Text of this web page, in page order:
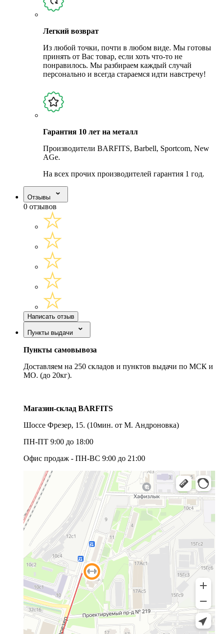
Легкий возврат
Из любой точки, почти в любом виде. Мы готовы
принять от Вас товар, если хоть что-то не
понравилось. Мы разбираем каждый случай
персонально и всегда стараемся идти навстречу!
Гарантия 10 лет на металл
Производители BARFITS, Barbell, Sportcom, New
AGe.
На всех прочих производителей гарантия 1 год.
Отзывы
0 отзывов
Написать отзыв
Пункты выдачи
Пункты самовывоза
Доставляем на 250 складов и пунктов выдачи по МСК и
МО. (до 20кг).
Магазин-склад BARFITS
Шоссе Фрезер, 15. (10мин. от М. Андроновка)
ПН-ПТ 9:00 до 18:00
Офис продаж - ПН-ВС 9:00 до 21:00